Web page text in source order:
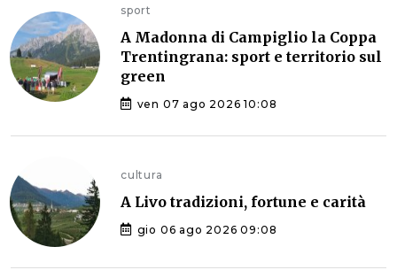
sport
A Madonna di Campiglio la Coppa
Trentingrana: sport e territorio sul
green
ven 07 ago 2026 10:08
cultura
A Livo tradizioni, fortune e carità
gio 06 ago 2026 09:08